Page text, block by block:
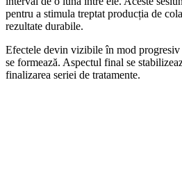
pentru a stimula treptat producția de
rezultate durabile.
Efectele devin vizibile în mod progresiv
se formează. Aspectul final se
finalizarea seriei de tratamente.